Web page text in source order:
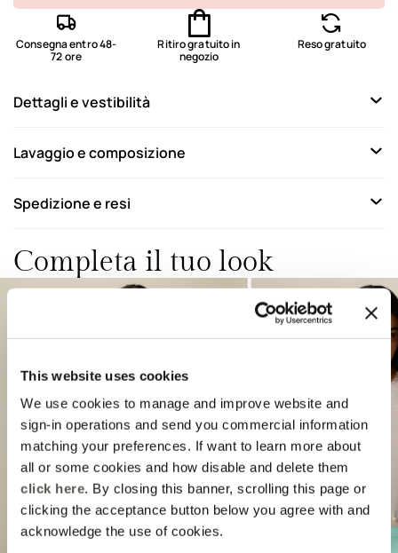
This website uses cookies
We use cookies to manage and improve website and
sign-in operations and send you commercial information
matching your preferences. If want to learn more about
all or some cookies and how disable and delete them
click here. By closing this banner, scrolling this page or
clicking the acceptance button below you agree with and
acknowledge the use of cookies.
Non disponibile Mostra articoli simili
Consegna entro 48-
72 ore
Ritiro gratuito in
negozio
Reso gratuito
Dettagli e vestibilità
Lavaggio e composizione
Spedizione e resi
Completa il tuo look
Previous